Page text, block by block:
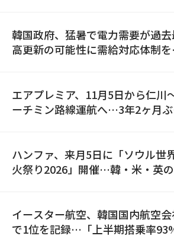
韓国政府、猛暑で電力需要が過去
高更新の可能性に需給対応体制を
エアプレミア、11月5日から仁川
ーチミン路線運航へ…3年2ヶ月
ハンファ、来月5日に「ソウル世
火祭り2026」開催…韓・米・英
イースター航空、韓国国内航空
で1位を記録…「上半期搭乗率